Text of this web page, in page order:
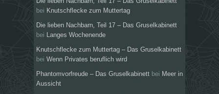
bei Knutschflecke zum Muttertag
Die lieben Nachbarn, Teil 17 – Das Gruselkabinett
bei Langes Wochenende
Knutschflecke zum Muttertag – Das Gruselkabinett
bei Wenn Privates beruflich wird
Phantomvorfreude – Das Gruselkabinett bei Meer in
Aussicht